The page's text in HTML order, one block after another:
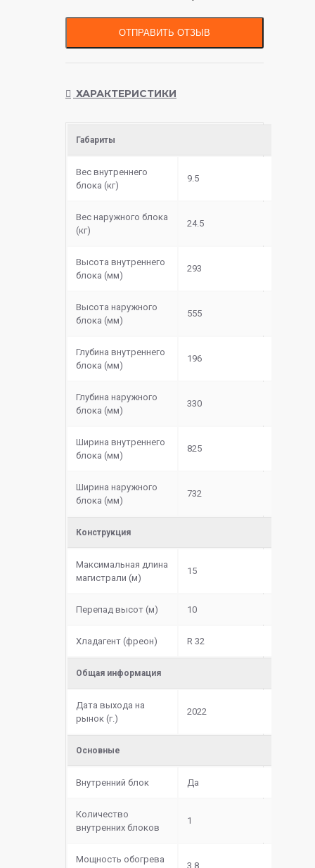
ОТПРАВИТЬ ОТЗЫВ
ХАРАКТЕРИСТИКИ
Габариты
Вес внутреннего
блока (кг)
9.5
Вес наружного блока
(кг)
24.5
Высота внутреннего
блока (мм)
293
Высота наружного
блока (мм)
555
Глубина внутреннего
блока (мм)
196
Глубина наружного
блока (мм)
330
Ширина внутреннего
блока (мм)
825
Ширина наружного
блока (мм)
732
Конструкция
Максимальная длина
магистрали (м)
15
Перепад высот (м) 10
Хладагент (фреон) R 32
Общая информация
Дата выхода на
рынок (г.)
2022
Основные
Внутренний блок Да
Количество
внутренних блоков
1
Мощность обогрева
3.8